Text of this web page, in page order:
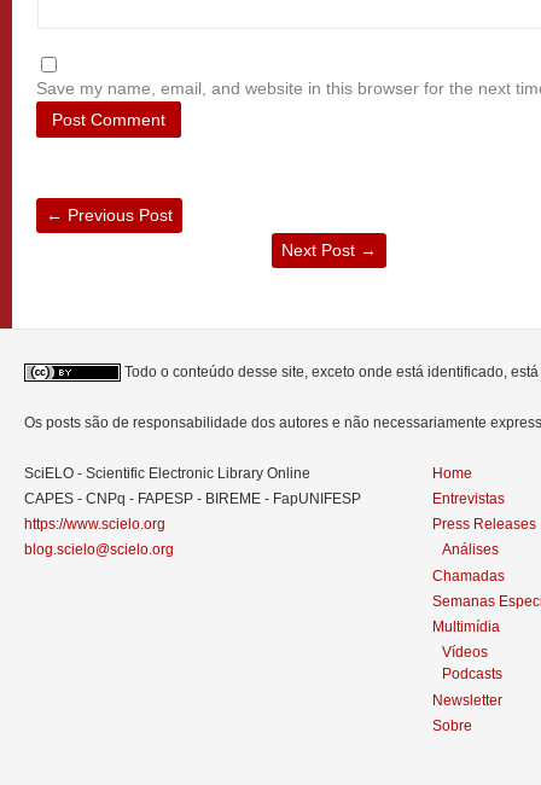
Save my name, email, and website in this browser for the next
← Previous Post
Next Post →
Todo o conteúdo desse site, exceto onde está identificado,
Os posts são de responsabilidade dos autores e não necessariamente
SciELO - Scientific Electronic Library Online
CAPES - CNPq - FAPESP - BIREME - FapUNIFESP
https://www.scielo.org
blog.scielo@scielo.org
Home
Entrevistas
Press Releases
Análises
Chamadas
Semanas
Multimídia
Vídeos
Podcasts
Newsletter
Sobre